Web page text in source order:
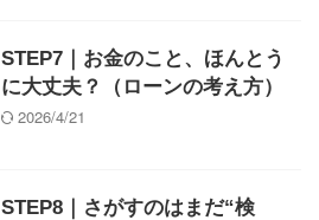
STEP7｜お金のこと、ほんとう
に大丈夫？（ローンの考え方）
2026/4/21
STEP8｜さがすのはまだ“検